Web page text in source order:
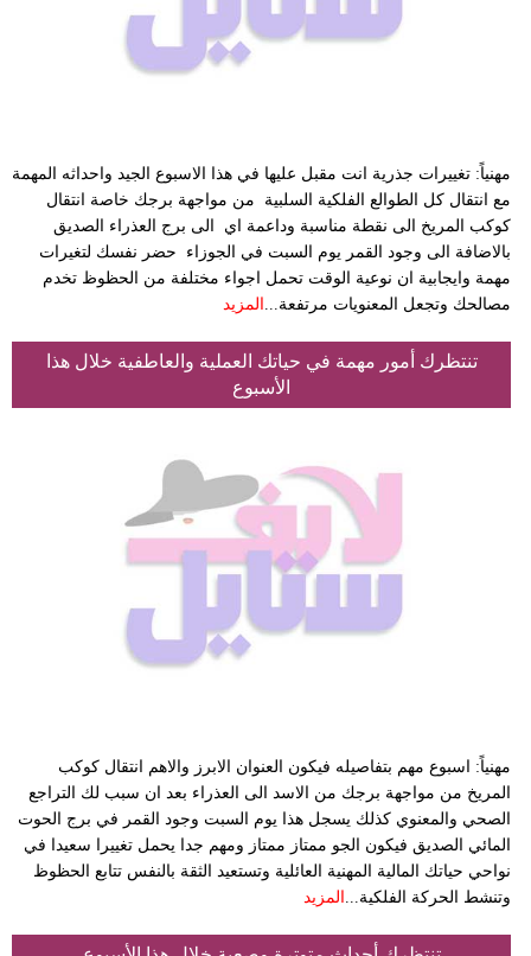
وحلول
مهنياً: تغييرات جذرية انت مقبل عليها في هذا الاسبوع الجيد واحداثه المهمة
مع انتقال كل الطوالع الفلكية السلبية من مواجهة برجك خاصة انتقال
كوكب المريخ الى نقطة مناسبة وداعمة اي الى برج العذراء الصديق
بالاضافة الى وجود القمر يوم السبت في الجوزاء حضر نفسك لتغيرات
مهمة وايجابية ان نوعية الوقت تحمل اجواء مختلفة من الحظوظ تخدم
مصالحك وتجعل المعنويات مرتفعة...
المزيد
تنتظرك أمور مهمة في حياتك العملية والعاطفية خلال هذا
الأسبوع
مهنياً: اسبوع مهم بتفاصيله فيكون العنوان الابرز والاهم انتقال كوكب
المريخ من مواجهة برجك من الاسد الى العذراء بعد ان سبب لك التراجع
الصحي والمعنوي كذلك يسجل هذا يوم السبت وجود القمر في برج الحوت
المائي الصديق فيكون الجو ممتاز ممتاز ومهم جدا يحمل تغييرا سعيدا في
نواحي حياتك المالية المهنية العائلية وتستعيد الثقة بالنفس تتابع الحظوظ
وتنشط الحركة الفلكية... المزيد